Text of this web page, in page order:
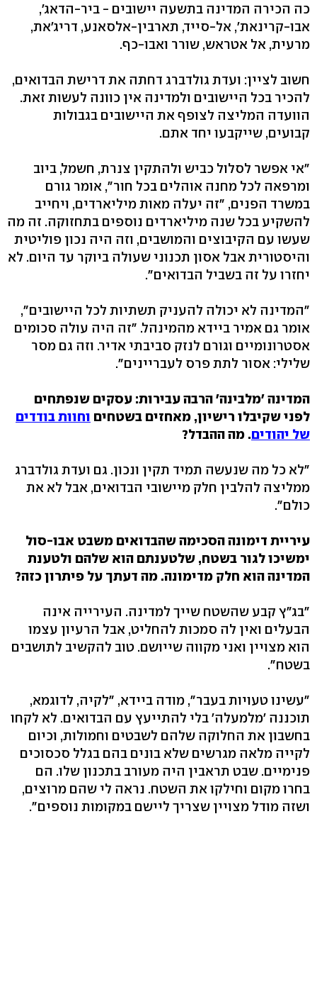
כה הכירה המדינה בתשעה יישובים - ביר-הדאג',
אבו-קרינאת', אל-סייד, תארבין-אלסאנע, דריג'את,
מרעית, אל אטראש, שורר ואבו-כף.
חשוב לציין: ועדת גולדברג דחתה את דרישת הבדואים,
להכיר בכל היישובים ולמדינה אין כוונה לעשות זאת.
הוועדה המליצה לצופף את היישובים בגבולות
קבועים, שייקבעו יחד אתם.
"אי אפשר לסלול כביש ולהתקין צנרת, חשמל, ביוב
ומרפאה לכל מחנה אוהלים בכל חור", אומר גורם
במשרד הפנים, "זה יעלה מאות מיליארדים, ויחייב
להשקיע בכל שנה מיליארדים נוספים בתחזוקה. זה מה
שעשו עם הקיבוצים והמושבים, וזה היה נכון פוליטית
והיסטורית אבל אסון תכנוני שעולה ביוקר עד היום. לא
יחזרו על זה בשביל הבדואים".
"המדינה לא יכולה להעניק תשתיות לכל היישובים",
אומר גם אמיר ביידא מהמינהל. "זה היה עולה סכומים
אסטרונומיים וגורם לנזק סביבתי אדיר. וזה גם מסר
שלילי: אסור לתת פרס לעבריינים".
המדינה 'מלבינה' הרבה עבירות: עסקים שנפתחים
לפני שקיבלו רישיון, מאחזים בשטחים וחוות בודדים
של יהודים. מה ההבדל?
"לא כל מה שנעשה תמיד תקין ונכון. גם ועדת גולדברג
ממליצה להלבין חלק מיישובי הבדואים, אבל לא את
כולם".
עיריית דימונה הסכימה שהבדואים משבט אבו-סול
ימשיכו לגור בשטח, שלטענתם הוא שלהם ולטענת
המדינה הוא חלק מדימונה. מה דעתך על פיתרון כזה?
"בג"ץ קבע שהשטח שייך למדינה. העירייה אינה
הבעלים ואין לה סמכות להחליט, אבל הרעיון עצמו
הוא מצויין ואני מקווה שייושם. טוב להקשיב לתושבים
בשטח".
"עשינו טעויות בעבר", מודה ביידא, "לקיה, לדוגמא,
תוכננה 'מלמעלה' בלי להתייעץ עם הבדואים. לא לקחו
בחשבון את החלוקה שלהם לשבטים וחמולות, וכיום
לקייה מלאה מגרשים שלא בונים בהם בגלל סכסוכים
פנימיים. שבט תראבין היה מעורב בתכנון שלו. הם
בחרו מקום וחילקו את השטח. נראה לי שהם מרוצים,
ושזה מודל מצויין שצריך ליישם במקומות נוספים".